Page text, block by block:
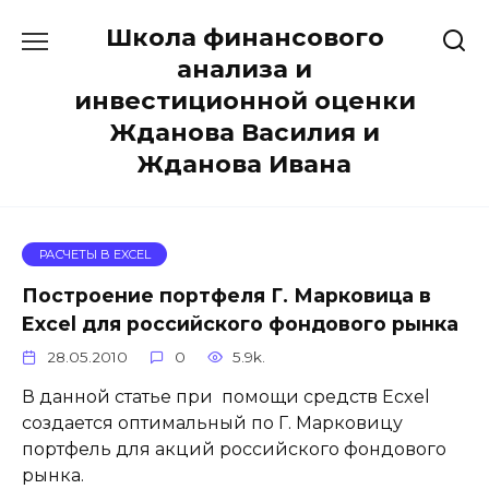
Школа финансового
анализа и
инвестиционной оценки
Жданова Василия и
Жданова Ивана
РАСЧЕТЫ В EXCEL
Построение портфеля Г. Марковица в
Excel для российского фондового рынка
28.05.2010 0 5.9k.
В данной статье при помощи средств Ecxel
создается оптимальный по Г. Марковицу
портфель для акций российского фондового
рынка.